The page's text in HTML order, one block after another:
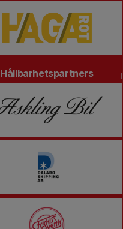
Hållbarhetspartners